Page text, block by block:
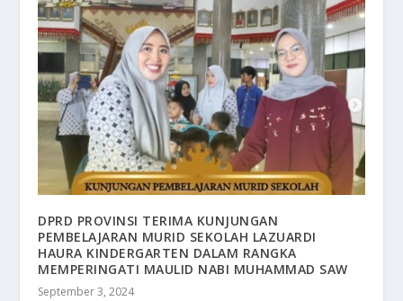
DPRD PROVINSI TERIMA KUNJUNGAN
PEMBELAJARAN MURID SEKOLAH LAZUARDI
HAURA KINDERGARTEN DALAM RANGKA
MEMPERINGATI MAULID NABI MUHAMMAD SAW
September 3, 2024